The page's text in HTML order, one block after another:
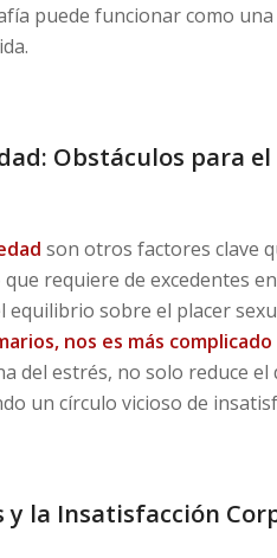
puede funcionar como
Obstáculos para el
son otros factores clave
que requiere de excedentes
equilibrio sobre el placer
nos es más
del estrés, no solo reduce
un círculo vicioso de
y la Insatisfacción